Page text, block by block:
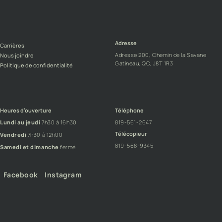
Carrières
Nous joindre
Politique de confidentialité
Adresse
Adresse 200, Chemin de la Savane
Gatineau, QC, J8T 1R3
Heures d’ouverture
Lundi au jeudi 7h30 à 16h30
Vendredi 7h30 à 12h00
Samedi et dimanche fermé
Téléphone
819-561-2647
Télécopieur
819-568-9345
Facebook Instagram